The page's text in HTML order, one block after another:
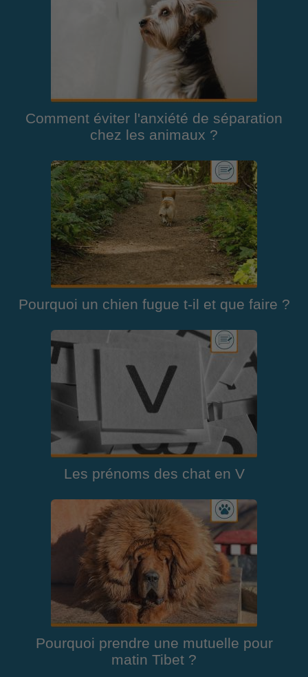
Comment éviter l'anxiété de séparation
chez les animaux ?
Pourquoi un chien fugue t-il et que faire ?
Les prénoms des chat en V
Pourquoi prendre une mutuelle pour
matin Tibet ?